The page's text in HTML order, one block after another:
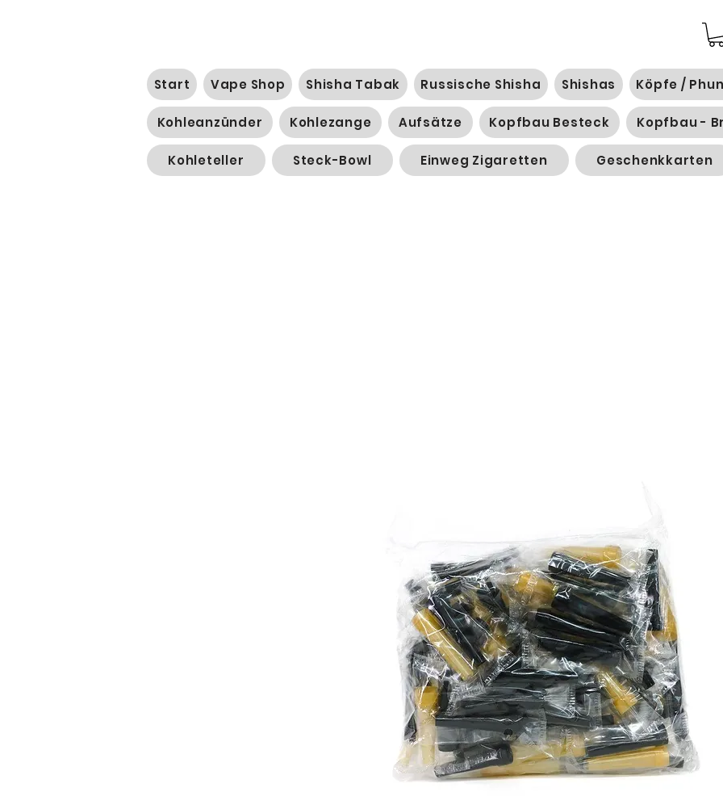
Start Vape Shop Shisha Tabak Russische Shisha Shishas Köpfe /
Kohleanzünder Kohlezange Aufsätze Kopfbau Besteck Kopfbau -
Kohleteller Steck-Bowl Einweg Zigaretten Geschenkkarten